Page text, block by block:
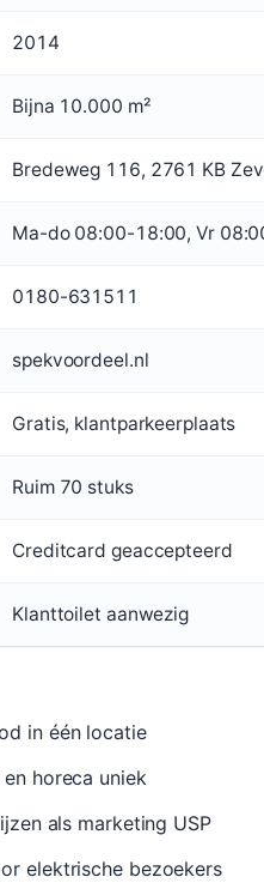
2014
Bijna 10.000 m²
Bredeweg 116, 2761 KB
Ma-do 08:00-18:00, Vr
0180-631511
spekvoordeel.nl
Gratis, klantparkeerplaats
Ruim 70 stuks
Creditcard geaccepteerd
Klanttoilet aanwezig
in één locatie
horeca uniek
als marketing USP
elektrische bezoekers